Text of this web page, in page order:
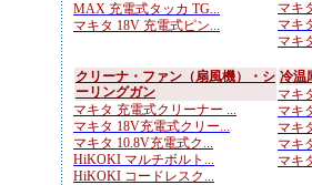
MAX 充電式タッカ TG...
マキタ 18V 充電式ピン...
マキ
マキ
マキ
クリーナ・ファン（扇風機）・シ
ーリングガン
マキタ 充電式クリーナー ...
マキタ 18V充電式クリー...
マキタ 10.8V充電式ク...
HiKOKI マルチボルト...
HiKOKI コードレスク...
冷温
マキ
マキ
マキ
マキ
マキ